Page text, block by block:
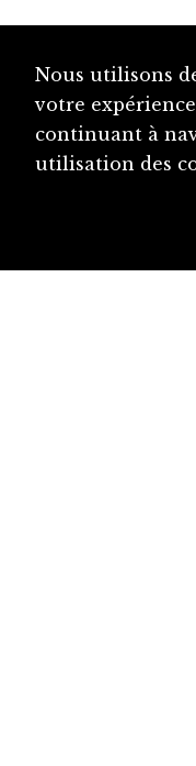
Nous utilisons
votre
continuant à
utilisation des